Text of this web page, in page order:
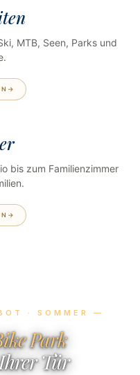
MTB, Seen, Parks und
bis zum Familienzimmer
· SOMMER —
Park
Tür